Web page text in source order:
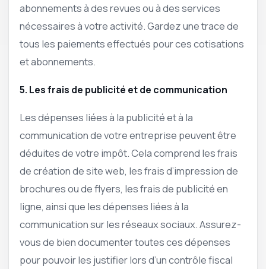
abonnements à des revues ou à des services
nécessaires à votre activité. Gardez une trace de
tous les paiements effectués pour ces cotisations
et abonnements.
5. Les frais de publicité et de communication
Les dépenses liées à la publicité et à la
communication de votre entreprise peuvent être
déduites de votre impôt. Cela comprend les frais
de création de site web, les frais d’impression de
brochures ou de flyers, les frais de publicité en
ligne, ainsi que les dépenses liées à la
communication sur les réseaux sociaux. Assurez-
vous de bien documenter toutes ces dépenses
pour pouvoir les justifier lors d’un contrôle fiscal